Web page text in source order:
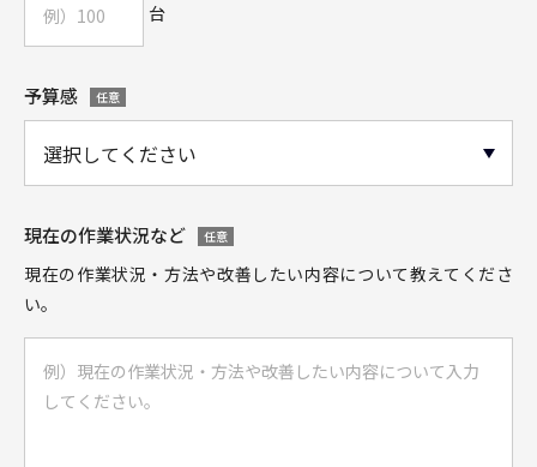
台
予算感 任意
現在の作業状況など 任意
現在の作業状況・方法や改善したい内容について教えてくださ
い。